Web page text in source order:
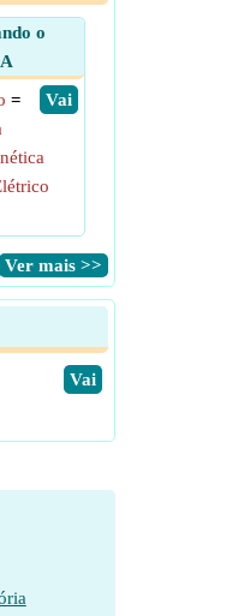
o
​ Vai
=
​Ver mais >>
​Vai